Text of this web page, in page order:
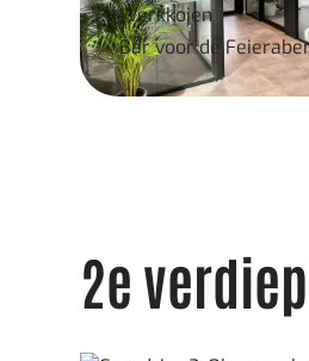
Werkkojen
Bar voor de
2e